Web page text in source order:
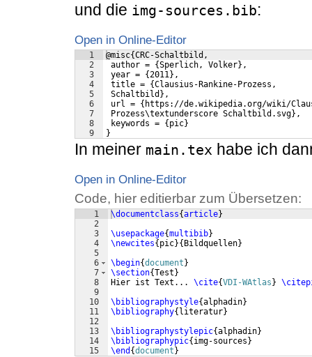
und die img-sources.bib:
Open in Online-Editor
1
2
3
4
5
6
7
8
9
@misc{CRC-Schaltbild,
author = {Sperlich, Volker},
year = {2011},
title = {Clausius-Rankine-Prozess,
Schaltbild},
url = {https://de.wikipedia.org/wiki/
Prozess\textunderscore Schaltbild.svg},
keywords = {pic}
}
In meiner main.tex habe ich
Open in Online-Editor
Code, hier editierbar zum Übersetzen:
1
2
3
4
5
6
7
8
9
10
11
12
13
14
15
\documentclass{article}
\usepackage{multibib}
\newcites{ pic}{ Bildquellen}
\begin{document }
\section{Test }
Hier ist Text... \cite{VDI-WAtlas }
\bibliographystyle{alphadin}
\bibliography{ literatur}
\bibliographystylepic{alphadin}
\bibliographypic{ img-sources }
\end {document }